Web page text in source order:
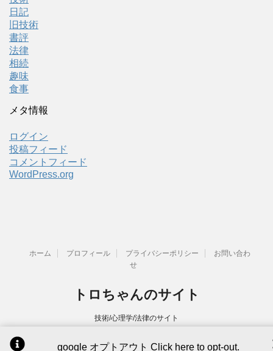
日記
旧技術
書評
法律
相続
趣味
食事
メタ情報
ログイン
投稿フィード
コメントフィード
WordPress.org
ホーム プロフィール プライバシーポリシー
お問い合わ
せ
トロちゃんのサイト
技術/心理学/法律のサイト
Copyright© トロちゃんのサイト , 2026 All Rights Reserved.
google オプトアウトClick here to opt-out.